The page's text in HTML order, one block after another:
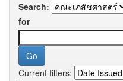
Search:
for
Current filters: